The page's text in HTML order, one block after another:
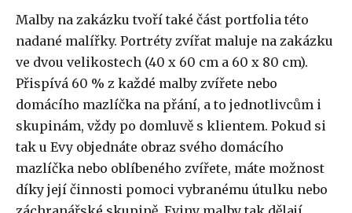
Malby na zakázku tvoří také část portfolia této
nadané malířky. Portréty zvířat maluje na zakázku
ve dvou velikostech (40 x 60 cm a 60 x 80 cm).
Přispívá 60 % z každé malby zvířete nebo
domácího mazlíčka na přání, a to jednotlivcům i
skupinám, vždy po domluvě s klientem. Pokud si
tak u Evy objednáte obraz svého domácího
mazlíčka nebo oblíbeného zvířete, máte možnost
díky její činnosti pomoci vybranému útulku nebo